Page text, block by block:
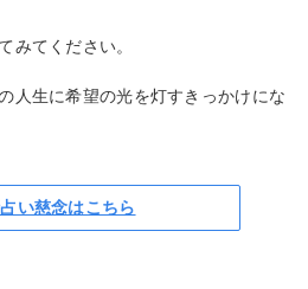
みてください。
人生に希望の光を灯すきっかけにな
い慈念はこちら